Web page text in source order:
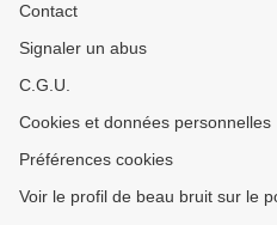
Contact
Signaler un abus
C.G.U.
Cookies et données personnelles
Préférences cookies
Voir le profil de beau bruit sur le